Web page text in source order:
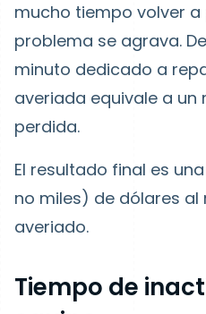
mucho tiempo volver a
problema se agrava.
minuto dedicado a
averiada equivale a
perdida.
El resultado final es
no miles) de dólares al
averiado.
Tiempo de